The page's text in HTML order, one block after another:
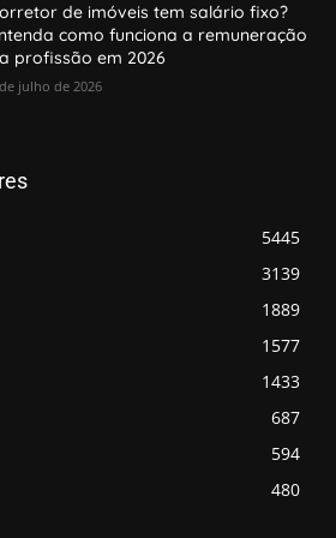
de imóveis tem salário fixo?
como funciona a remuneração
profissão em 2026
julho de 2026
5445
3139
1889
1577
1433
687
594
480